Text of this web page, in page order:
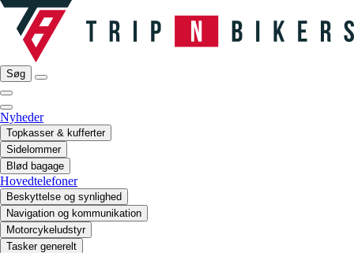
Søg
Nyheder
Topkasser & kufferter
Sidelommer
Blød bagage
Hovedtelefoner
Beskyttelse og synlighed
Navigation og kommunikation
Motorcykeludstyr
Tasker generelt